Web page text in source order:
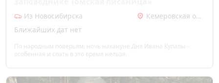
Из Новосибирска
Кемеровская область
Ближайших дат нет
По народным поверьям, ночь накануне Дня Ивана Купалы -
особенная и спать в это время нельзя.